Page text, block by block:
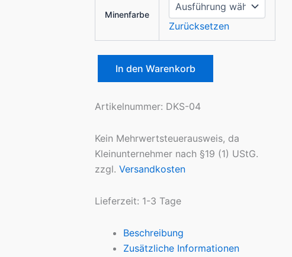
Minenfarbe
Zurücksetzen
In den Warenkorb
Artikelnummer: DKS-04
Kein Mehrwertsteuerausweis, da
Kleinunternehmer nach §19 (1) UStG.
zzgl. Versandkosten
Lieferzeit: 1-3 Tage
Beschreibung
Zusätzliche Informationen